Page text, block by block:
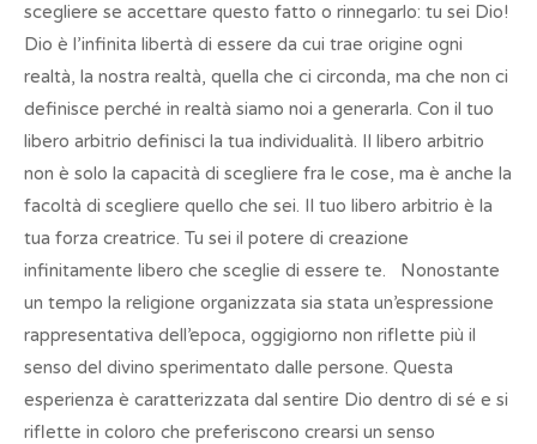
scegliere se accettare questo fatto o rinnegarlo: tu sei Dio!
Dio è l’infinita libertà di essere da cui trae origine ogni
realtà, la nostra realtà, quella che ci circonda, ma che non ci
definisce perché in realtà siamo noi a generarla. Con il tuo
libero arbitrio definisci la tua individualità. Il libero arbitrio
non è solo la capacità di scegliere fra le cose, ma è anche la
facoltà di scegliere quello che sei. Il tuo libero arbitrio è la
tua forza creatrice. Tu sei il potere di creazione
infinitamente libero che sceglie di essere te. Nonostante
un tempo la religione organizzata sia stata un’espressione
rappresentativa dell’epoca, oggigiorno non riflette più il
senso del divino sperimentato dalle persone. Questa
esperienza è caratterizzata dal sentire Dio dentro di sé e si
riflette in coloro che preferiscono crearsi un senso